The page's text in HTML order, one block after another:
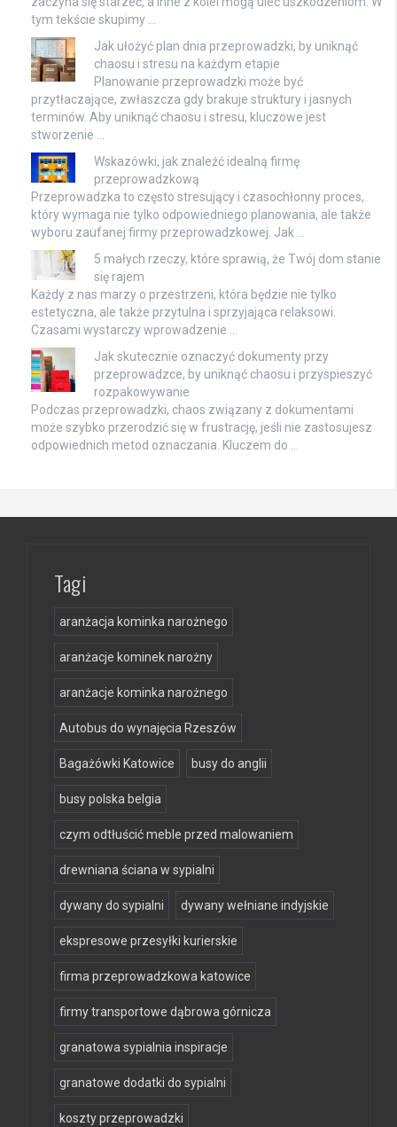
tym tekście skupimy …
Jak ułożyć plan dnia przeprowadzki, by uniknąć
chaosu i stresu na każdym etapie
Planowanie przeprowadzki może być
przytłaczające, zwłaszcza gdy brakuje struktury i jasnych
terminów. Aby uniknąć chaosu i stresu, kluczowe jest
stworzenie …
Wskazówki, jak znaleźć idealną firmę
przeprowadzkową
Przeprowadzka to często stresujący i czasochłonny proces,
który wymaga nie tylko odpowiedniego planowania, ale także
wyboru zaufanej firmy przeprowadzkowej. Jak …
5 małych rzeczy, które sprawią, że Twój dom stanie
się rajem
Każdy z nas marzy o przestrzeni, która będzie nie tylko
estetyczna, ale także przytulna i sprzyjająca relaksowi.
Czasami wystarczy wprowadzenie …
Jak skutecznie oznaczyć dokumenty przy
przeprowadzce, by uniknąć chaosu i przyspieszyć
rozpakowywanie
Podczas przeprowadzki, chaos związany z dokumentami
może szybko przerodzić się w frustrację, jeśli nie zastosujesz
odpowiednich metod oznaczania. Kluczem do …
Tagi
aranżacja kominka narożnego
aranżacje kominek narożny
aranżacje kominka narożnego
Autobus do wynajęcia Rzeszów
Bagażówki Katowice busy do anglii
busy polska belgia
czym odtłuścić meble przed malowaniem
drewniana ściana w sypialni
dywany do sypialni dywany wełniane indyjskie
ekspresowe przesyłki kurierskie
firma przeprowadzkowa katowice
firmy transportowe dąbrowa górnicza
granatowa sypialnia inspiracje
granatowe dodatki do sypialni
koszty przeprowadzki